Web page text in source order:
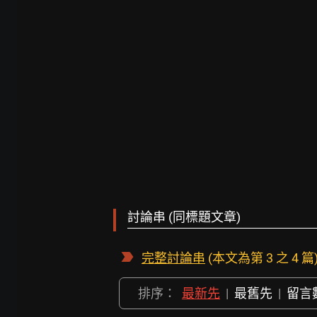
討論串 (同標題文章)
完整討論串 (本文為第 3 之 4
排序： 最新先 | 最舊先 | 留言